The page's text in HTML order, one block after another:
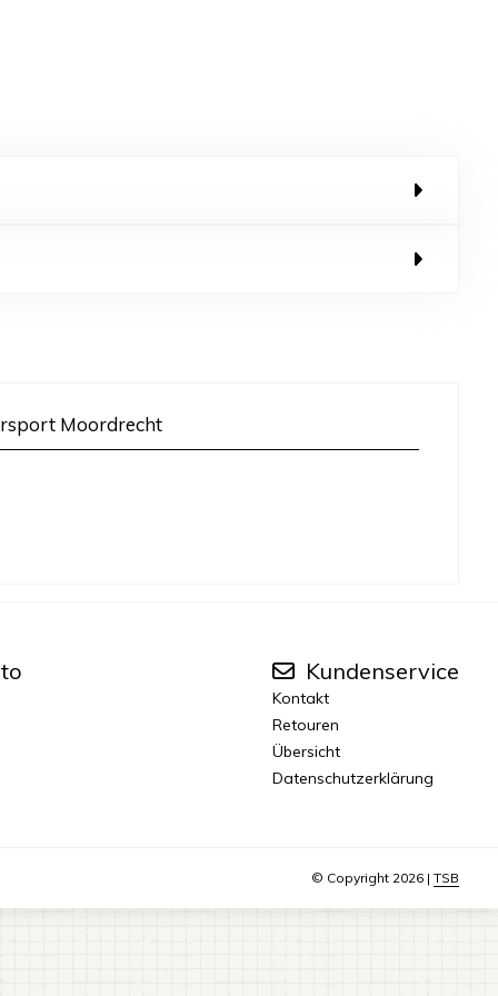
Moordrecht
Kundenservice
Kontakt
Retouren
Übersicht
Datenschutzerklärung
© Copyright 2026 | TSB